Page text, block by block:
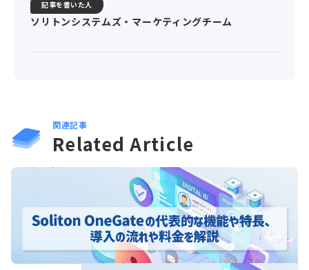
記事を書いた人
ソリトンシステムズ・マーケティングチーム
関連記事
Related Article